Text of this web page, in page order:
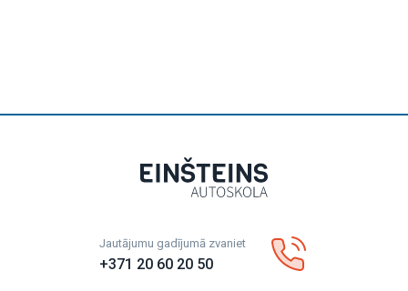
Jautājumu gadījumā zvaniet
+371 20 60 20 50